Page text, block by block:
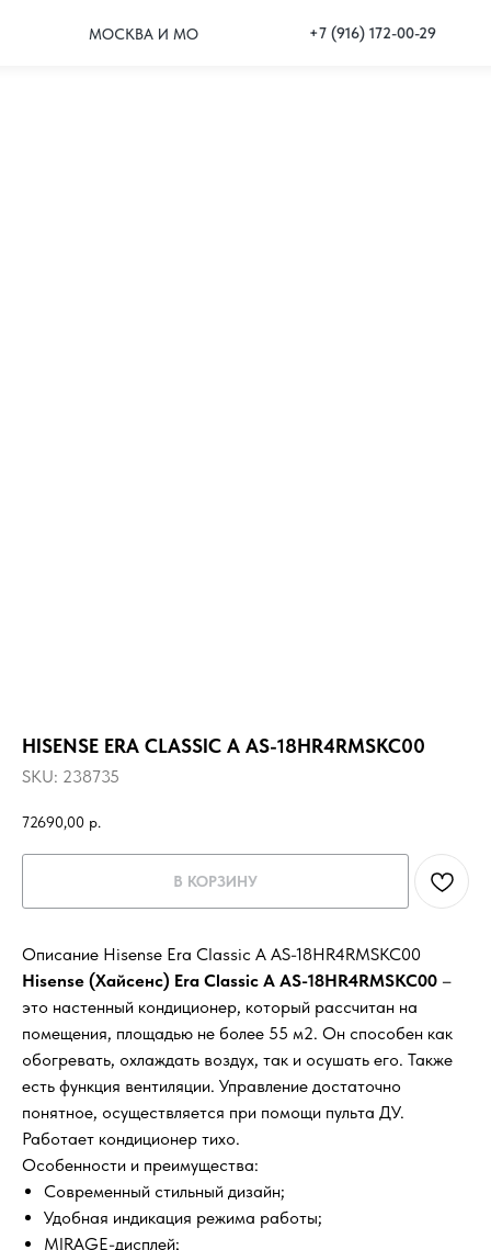
МОСКВА И МО +7 (916) 172-00-29
HISENSE ERA CLASSIC A AS-18HR4RMSKC00
SKU: 238735
72690,00 р.
В КОРЗИНУ
Описание Hisense Era Classic A AS-18HR4RMSKC00
Hisense (Хайсенс) Era Classic A AS-18HR4RMSKC00 –
это настенный кондиционер, который рассчитан на
помещения, площадью не более 55 м2. Он способен как
обогревать, охлаждать воздух, так и осушать его. Также
есть функция вентиляции. Управление достаточно
понятное, осуществляется при помощи пульта ДУ.
Работает кондиционер тихо.
Особенности и преимущества:
Современный стильный дизайн;
Удобная индикация режима работы;
MIRAGE-дисплей;